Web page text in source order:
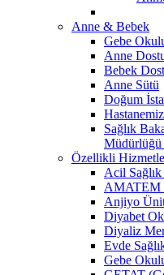
Anne & Bebek
Gebe
Anne
Bebek
Anne Sütü
Doğum
Sağlık
Müdürlüğü
Özellikli
Acil
AMATEM
Anjiyo
Diyabet
Diyaliz
Evde
Gebe